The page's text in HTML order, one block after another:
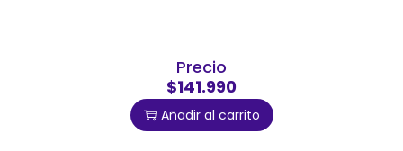
Precio
$141.990
Añadir al carrito